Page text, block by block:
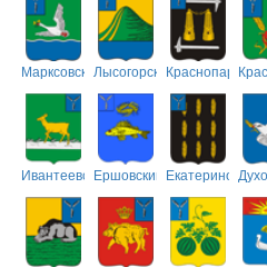
МарксовскийЛысогорский
ИвантеевскийЕршовский Екатериновский